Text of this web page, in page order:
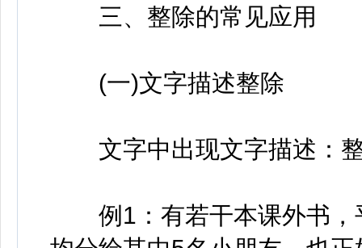
三、整除的常见应用
(一)文字描述整除
文字中出现文字描述：整
例1：有若干本课外书，